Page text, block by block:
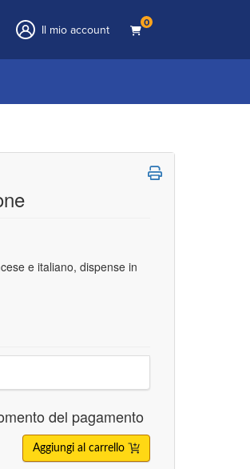
Il mio account 0
e italiano, dispense in
del pagamento
Aggiungi al carrello